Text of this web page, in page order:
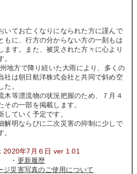
いてお亡くなりになられた方に謹んで
もに、行方の分からない方の一刻もは
ます。また、被災された方々に心より
地方で降り続いた大雨により、多くの
社は朝日航洋株式会社と共同で斜め空
。
木等漂流物の状況把握のため、７月４
その一部を掲載します。
ていく予定です。
解明ならびに二次災害の抑制に少しで
2020年7月６日 ver 1.01
・ 更新履歴
ジ災害写真のご使用について